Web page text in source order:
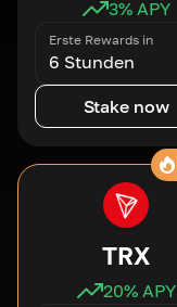
3% APY
Erste Rewards in
6 Stunden
Stake now
TRX
20% APY